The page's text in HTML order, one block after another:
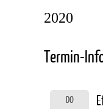
2020
Termin-
DO